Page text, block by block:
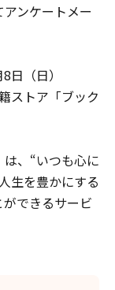
ンケートメー
日（日）
ストア「ブック
、“いつも心に
生を豊かにする
できるサービ